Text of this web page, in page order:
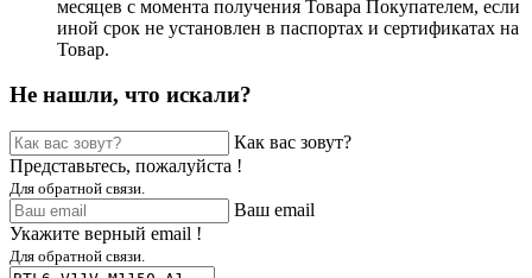
месяцев с момента получения Товара Покупателем, если
иной срок не установлен в паспортах и сертификатах на
Товар.
Не нашли, что искали?
Как вас зовут?
Представьтесь, пожалуйста !
Для обратной связи.
Ваш email
Укажите верный email !
Для обратной связи.